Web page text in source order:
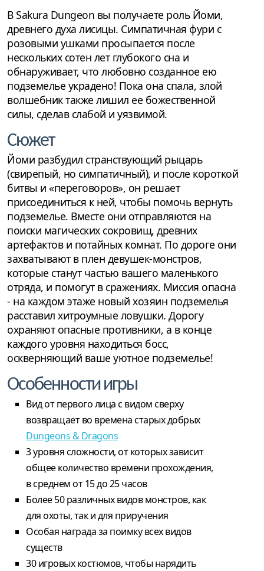
В Sakura Dungeon вы получаете роль Йоми,
древнего духа лисицы. Симпатичная фури с
розовыми ушками просыпается после
нескольких сотен лет глубокого сна и
обнаруживает, что любовно созданное ею
подземелье украдено! Пока она спала, злой
волшебник также лишил ее божественной
силы, сделав слабой и уязвимой.
Сюжет
Йоми разбудил странствующий рыцарь
(свирепый, но симпатичный), и после короткой
битвы и «переговоров», он решает
присоединиться к ней, чтобы помочь вернуть
подземелье. Вместе они отправляются на
поиски магических сокровищ, древних
артефактов и потайных комнат. По дороге они
захватывают в плен девушек-монстров,
которые станут частью вашего маленького
отряда, и помогут в сражениях. Миссия опасна
- на каждом этаже новый хозяин подземелья
расставил хитроумные ловушки. Дорогу
охраняют опасные противники, а в конце
каждого уровня находиться босс,
оскверняющий ваше уютное подземелье!
Особенности игры
Вид от первого лица с видом сверху
возвращает во времена старых добрых
Dungeons & Dragons
3 уровня сложности, от которых зависит
общее количество времени прохождения,
в среднем от 15 до 25 часов
Более 50 различных видов монстров, как
для охоты, так и для приручения
Особая награда за поимку всех видов
существ
30 игровых костюмов, чтобы нарядить